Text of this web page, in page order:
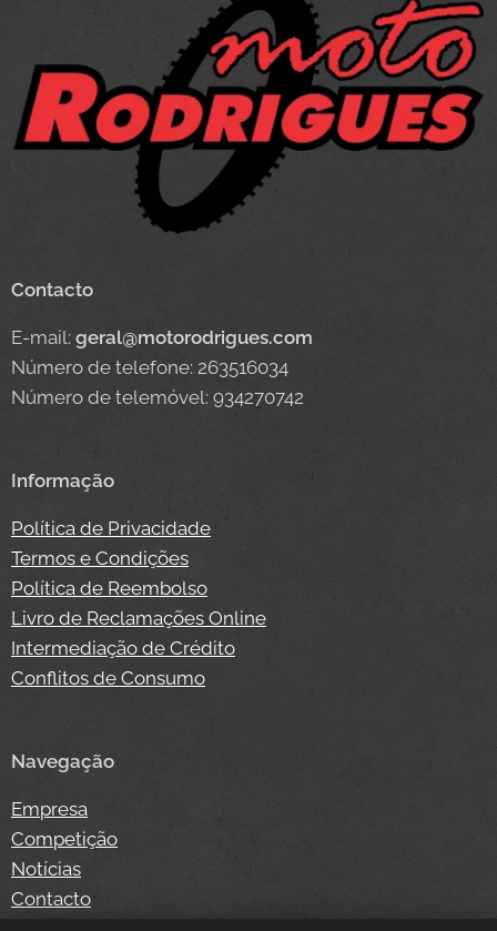
Contacto
E-mail: geral@motorodrigues.com
Número de telefone: 263516034
Número de telemóvel: 934270742
Informação
Política de Privacidade
Termos e Condições
Política de Reembolso
Livro de Reclamações Online
Intermediação de Crédito
Conflitos de Consumo
Navegação
Empresa
Competição
Notícias
Contacto